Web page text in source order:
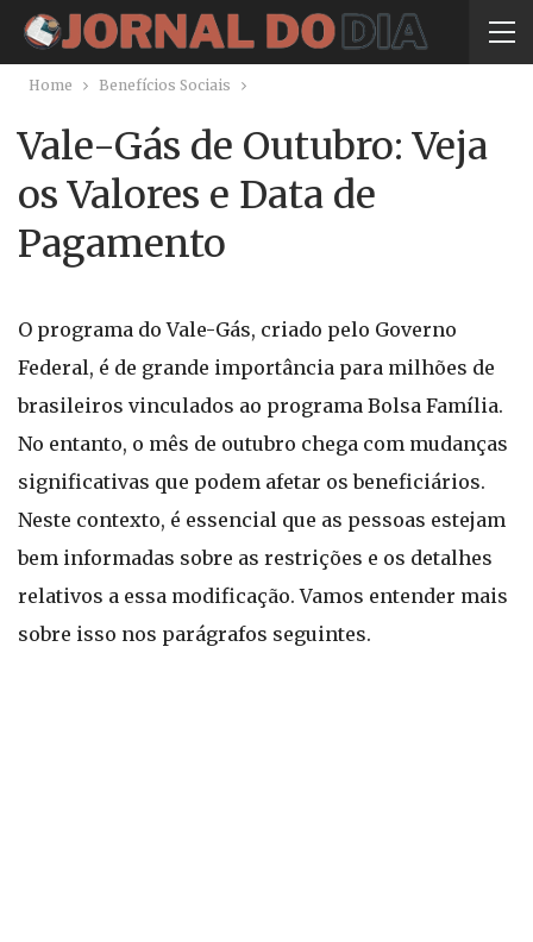
Home Benefícios Sociais
Vale-Gás de Outubro: Veja
os Valores e Data de
Pagamento
O programa do Vale-Gás, criado pelo Governo
Federal, é de grande importância para milhões de
brasileiros vinculados ao programa Bolsa Família.
No entanto, o mês de outubro chega com mudanças
significativas que podem afetar os beneficiários.
Neste contexto, é essencial que as pessoas estejam
bem informadas sobre as restrições e os detalhes
relativos a essa modificação. Vamos entender mais
sobre isso nos parágrafos seguintes.